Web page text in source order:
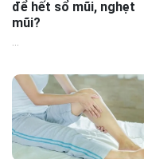
để hết sổ mũi, nghẹt
mũi?